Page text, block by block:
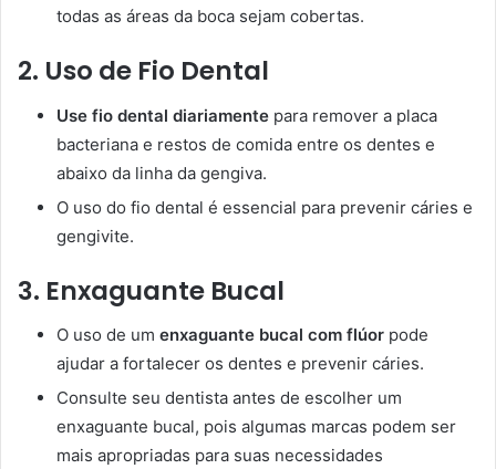
todas as áreas da boca sejam cobertas.
2. Uso de Fio Dental
Use fio dental diariamente para remover a placa
bacteriana e restos de comida entre os dentes e
abaixo da linha da gengiva.
O uso do fio dental é essencial para prevenir cáries e
gengivite.
3. Enxaguante Bucal
O uso de um enxaguante bucal com flúor pode
ajudar a fortalecer os dentes e prevenir cáries.
Consulte seu dentista antes de escolher um
enxaguante bucal, pois algumas marcas podem ser
mais apropriadas para suas necessidades